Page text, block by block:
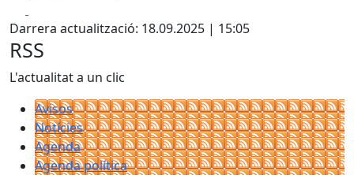
+
−
Darrera actualització: 18.09.2025 | 15:05
RSS
L'actualitat a un clic
Avisos
Notícies
Agenda
Agenda política